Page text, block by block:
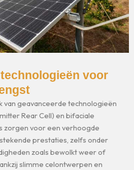
voor
van geavanceerde technologieën
Rear Cell) en bifaciale
zorgen voor een verhoogde
prestaties, zelfs onder
zoals bewolkt weer of
slimme celontwerpen en